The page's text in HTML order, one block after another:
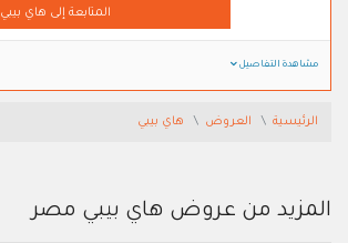
المتابعة إلى هاي بيبي
مشاهدة التفاصيل
الرئيسية العروض هاي بيبي
المزيد من عروض هاي بيبي مصر